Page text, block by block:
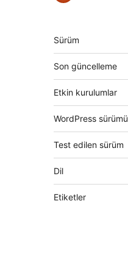
Meta
Sürüm
Son güncelleme
Etkin kurulumlar
WordPress sürümü
Test edilen sürüm
Dil
Etiketler